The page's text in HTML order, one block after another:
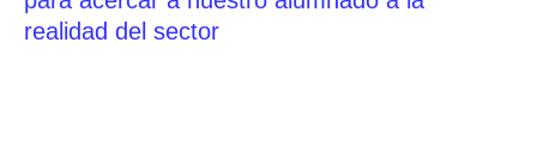
realidad del sector